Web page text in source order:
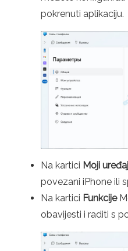
pokrenuti aplikaciju.
Na kartici Moji
povezani iPhone ili
Na kartici Funkcije
obavijesti i raditi s